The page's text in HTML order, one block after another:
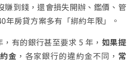
賺到錢，還會損失開辦、鑑價、管
年房貸方案多有「綁約年限」。
有的銀行甚至要求 5 年， 如果提
金 ，各家銀行的違約金不同， 常